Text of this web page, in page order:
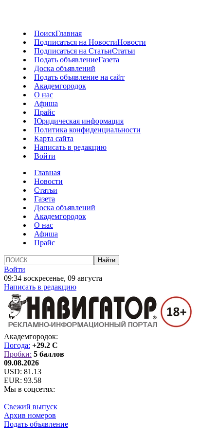
ПоискГлавная
Подписаться на НовостиНовости
Подписаться на СтатьиСтатьи
Подать объявлениеГазета
Доска объявлений
Подать объявление на сайт
Академгородок
О нас
Афиша
Прайс
Юридическая информация
Политика конфиденциальности
Карта сайта
Написать в редакцию
Войти
Главная
Новости
Статьи
Газета
Доска объявлений
Академгородок
О нас
Афиша
Прайс
Войти
09:34 воскресенье, 09 августа
Написать в редакцию
Академгородок:
Погода: +29.2 C
Пробки: 5 баллов
09.08.2026
USD: 81.13
EUR: 93.58
Мы в соцсетях:
Свежий выпуск
Архив номеров
Подать объявление